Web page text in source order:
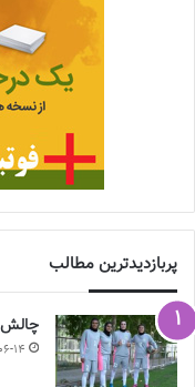
پربازدیدترین مطالب
چالش
14